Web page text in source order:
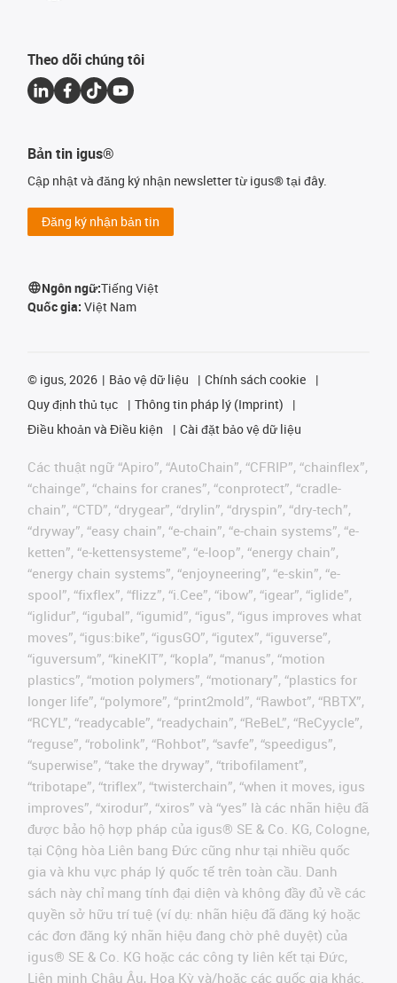
Theo dõi chúng tôi
Bản tin igus®
Cập nhật và đăng ký nhận newsletter từ igus® tại đây.
Đăng ký nhận bản tin
Ngôn ngữ:Tiếng Việt
Quốc gia: Việt Nam
© igus, 2026 Bảo vệ dữ liệu
Chính sách cookie
Quy định thủ tục
Thông tin pháp lý (Imprint)
Điều khoản và Điều kiện
Cài đặt bảo vệ dữ liệu
Các thuật ngữ “Apiro”, “AutoChain”, “CFRIP”, “chainflex”,
“chainge”, “chains for cranes”, “conprotect”, “cradle-
chain”, “CTD”, “drygear”, “drylin”, “dryspin”, “dry-tech”,
“dryway”, “easy chain”, “e-chain”, “e-chain systems”, “e-
ketten”, “e-kettensysteme”, “e-loop”, “energy chain”,
“energy chain systems”, “enjoyneering”, “e-skin”, “e-
spool”, “fixflex”, “flizz”, “i.Cee”, “ibow”, “igear”, “iglide”,
“iglidur”, “igubal”, “igumid”, “igus”, “igus improves what
moves”, “igus:bike”, “igusGO”, “igutex”, “iguverse”,
“iguversum”, “kineKIT”, “kopla”, “manus”, “motion
plastics”, “motion polymers”, “motionary”, “plastics for
longer life”, “polymore”, “print2mold”, “Rawbot”, “RBTX”,
“RCYL”, “readycable”, “readychain”, “ReBeL”, “ReCyycle”,
“reguse”, “robolink”, “Rohbot”, “savfe”, “speedigus”,
“superwise”, “take the dryway”, “tribofilament”,
“tribotape”, “triflex”, “twisterchain”, “when it moves, igus
improves”, “xirodur”, “xiros” và “yes” là các nhãn hiệu đã
được bảo hộ hợp pháp của igus® SE & Co. KG, Cologne,
tại Cộng hòa Liên bang Đức cũng như tại nhiều quốc
gia và khu vực pháp lý quốc tế trên toàn cầu. Danh
sách này chỉ mang tính đại diện và không đầy đủ về các
quyền sở hữu trí tuệ (ví dụ: nhãn hiệu đã đăng ký hoặc
các đơn đăng ký nhãn hiệu đang chờ phê duyệt) của
igus® SE & Co. KG hoặc các công ty liên kết tại Đức,
Liên minh Châu Âu, Hoa Kỳ và/hoặc các quốc gia khác.